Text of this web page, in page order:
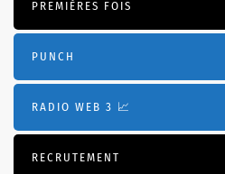
PREMIÈRES FOIS
PUNCH
RADIO WEB 3 📈
RECRUTEMENT